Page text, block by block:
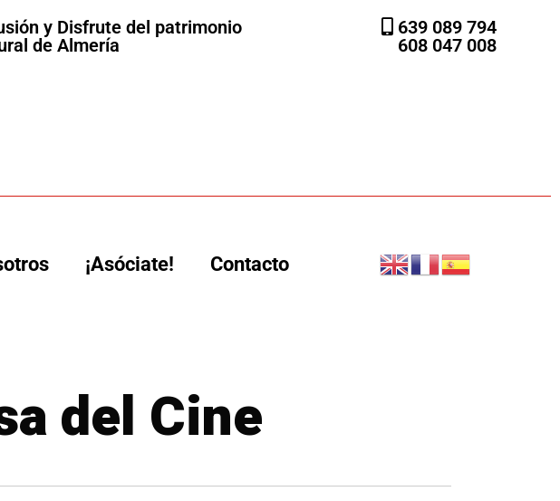
y Disfrute del patrimonio
de Almería
639 089 794
608 047 008
¡Asóciate! Contacto
del Cine